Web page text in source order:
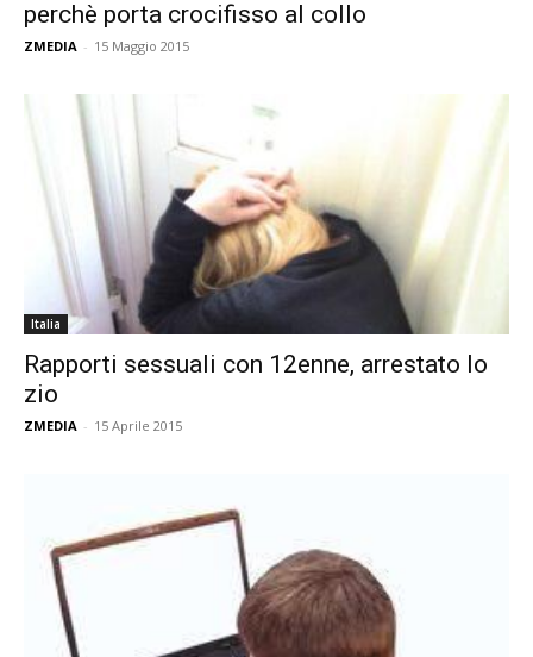
perchè porta crocifisso al collo
ZMEDIA - 15 Maggio 2015
Italia
Rapporti sessuali con 12enne, arrestato lo
zio
ZMEDIA - 15 Aprile 2015